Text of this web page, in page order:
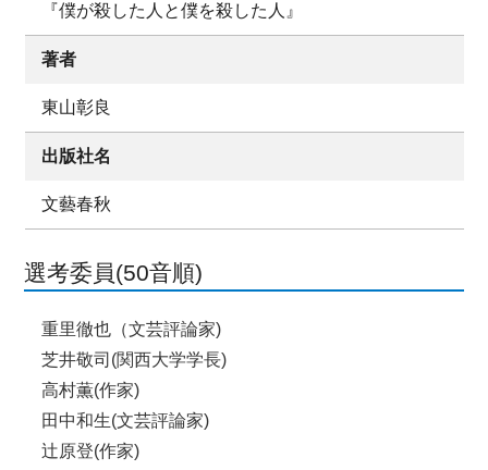
『僕が殺した人と僕を殺した人』
著者
東山彰良
出版社名
文藝春秋
選考委員(50音順)
重里徹也（文芸評論家)
芝井敬司(関西大学学長)
高村薫(作家)
田中和生(文芸評論家)
辻原登(作家)